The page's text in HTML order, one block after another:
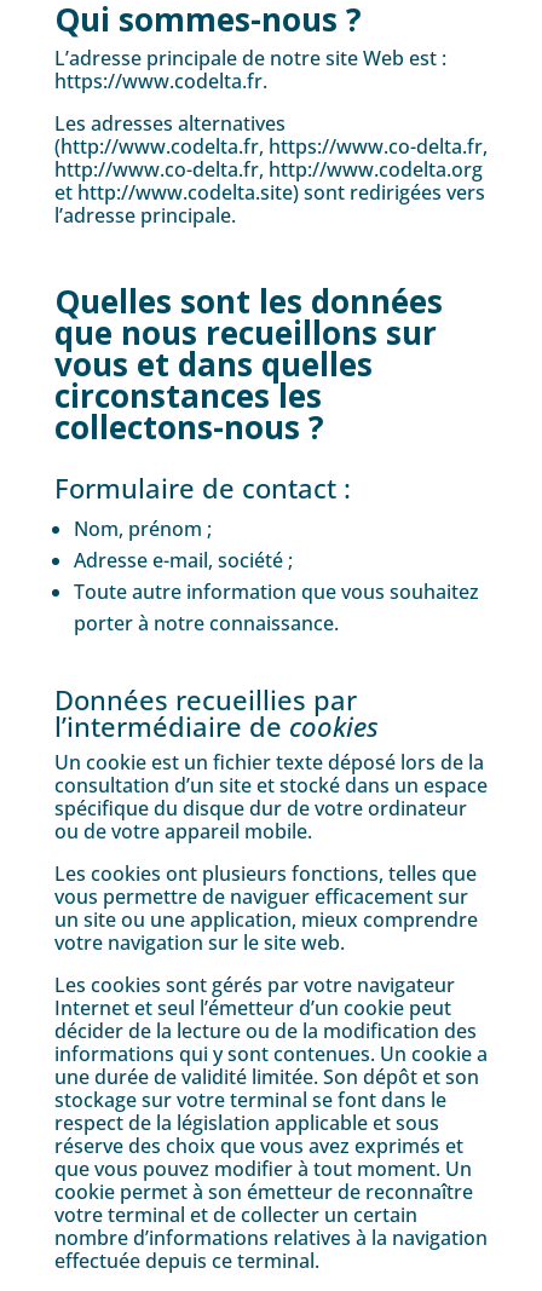
Qui sommes-nous ?
L’adresse principale de notre site Web est :
https://www.codelta.fr.
Les adresses alternatives
(http://www.codelta.fr, https://www.co-delta.fr,
http://www.co-delta.fr, http://www.codelta.org
et http://www.codelta.site) sont redirigées vers
l’adresse principale.
Quelles sont les données
que nous recueillons sur
vous et dans quelles
circonstances les
collectons-nous ?
Formulaire de contact :
Nom, prénom ;
Adresse e-mail, société ;
Toute autre information que vous souhaitez
porter à notre connaissance.
Données recueillies par
l’intermédiaire de cookies
Un cookie est un fichier texte déposé lors de la
consultation d’un site et stocké dans un espace
spécifique du disque dur de votre ordinateur
ou de votre appareil mobile.
Les cookies ont plusieurs fonctions, telles que
vous permettre de naviguer efficacement sur
un site ou une application, mieux comprendre
votre navigation sur le site web.
Les cookies sont gérés par votre navigateur
Internet et seul l’émetteur d’un cookie peut
décider de la lecture ou de la modification des
informations qui y sont contenues. Un cookie a
une durée de validité limitée. Son dépôt et son
stockage sur votre terminal se font dans le
respect de la législation applicable et sous
réserve des choix que vous avez exprimés et
que vous pouvez modifier à tout moment. Un
cookie permet à son émetteur de reconnaître
votre terminal et de collecter un certain
nombre d’informations relatives à la navigation
effectuée depuis ce terminal.